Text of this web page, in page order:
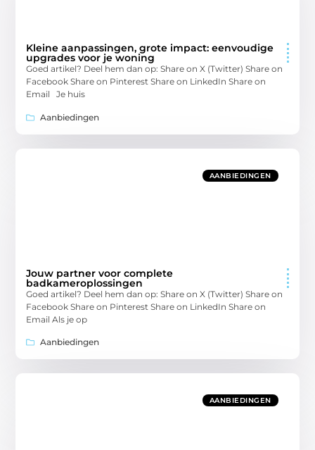
Kleine aanpassingen, grote impact: eenvoudige
upgrades voor je woning
Goed artikel? Deel hem dan op: Share on X (Twitter) Share on
Facebook Share on Pinterest Share on LinkedIn Share on
Email Je huis
Aanbiedingen
AANBIEDINGEN
Jouw partner voor complete
badkameroplossingen
Goed artikel? Deel hem dan op: Share on X (Twitter) Share on
Facebook Share on Pinterest Share on LinkedIn Share on
Email Als je op
Aanbiedingen
AANBIEDINGEN